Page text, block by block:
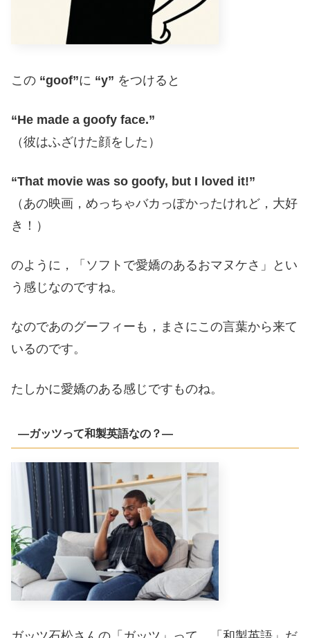
この “goof”に “y” をつけると
“He made a goofy face.”
（彼はふざけた顔をした）
“That movie was so goofy, but I loved it!”
（あの映画，めっちゃバカっぽかったけれど，大好
き！）
のように，「ソフトで愛嬌のあるおマヌケさ」とい
う感じなのですね。
なのであのグーフィーも，まさにこの言葉から来て
いるのです。
たしかに愛嬌のある感じですものね。
―ガッツって和製英語なの？―